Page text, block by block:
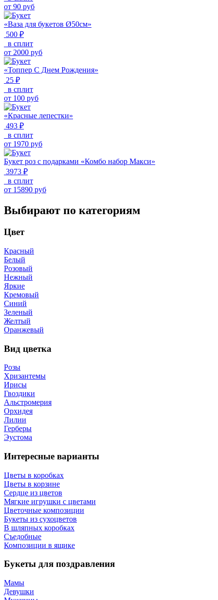
от 90 руб
«Ваза для букетов Ø50см»
500 ₽
в сплит
от 2000 руб
«Топпер С Днем Рождения»
25 ₽
в сплит
от 100 руб
«Красные лепестки»
493 ₽
в сплит
от 1970 руб
Букет роз с подарками «Комбо набор Макси»
3973 ₽
в сплит
от 15890 руб
Выбирают по категориям
Цвет
Красный
Белый
Розовый
Нежный
Яркие
Кремовый
Синий
Зеленый
Желтый
Оранжевый
Вид цветка
Розы
Хризантемы
Ирисы
Гвоздики
Альстромерия
Орхидея
Лилии
Герберы
Эустома
Интересные варианты
Цветы в коробках
Цветы в корзине
Сердце из цветов
Мягкие игрушки с цветами
Цветочные композиции
Букеты из сухоцветов
В шляпных коробках
Съедобные
Композиции в ящике
Букеты для поздравления
Мамы
Девушки